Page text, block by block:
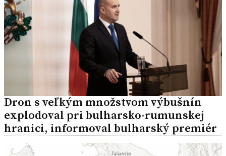
Dron s veľkým množstvom výbušnín
explodoval pri bulharsko-rumunskej
hranici, informoval bulharský premiér